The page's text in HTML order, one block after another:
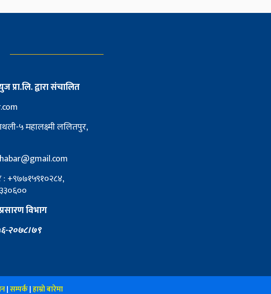
प्रा.लि. द्वारा संचालित
५ महालक्ष्मी ललितपुर,
: +९७७१५९१०२८४,
विभाग
२०७८।७९
|सम्पर्क|हाम्रो बारेमा